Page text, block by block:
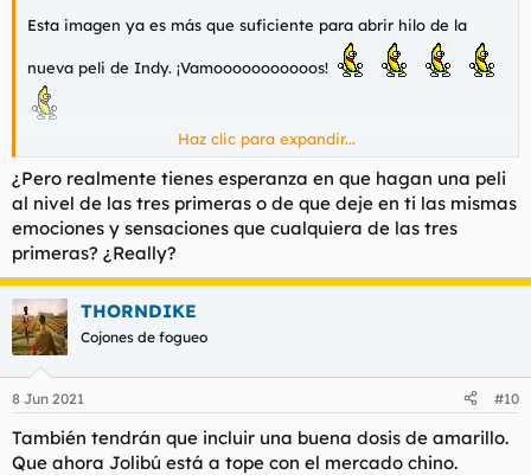
Esta imagen ya es más que suficiente para abrir hilo de la
nueva peli de Indy. ¡Vamooooooooooos!
Ya comentamos que está en el reparto el enormérrimo Mads
Mikkelsen, garantía de calidac si es que termina haciendo de
villano. Alguna negra en el reparto y lo más importante, nazis
en el argumento.
Ojo que no dirige Spielberg sino James Mangold. Williams
vuelve a hacer la BSO, no quiero ni pensar la erección que
tendremos en el momento en que suene la fanfarria en el cine,
eso puede ser orgásmico.
Haz clic para expandir...
¿Pero realmente tienes esperanza en que hagan una peli
al nivel de las tres primeras o de que deje en ti las mismas
emociones y sensaciones que cualquiera de las tres
primeras? ¿Really?
THORNDIKE
Cojones de fogueo
8 Jun 2021 #10
También tendrán que incluir una buena dosis de amarillo.
Que ahora Jolibú está a tope con el mercado chino.